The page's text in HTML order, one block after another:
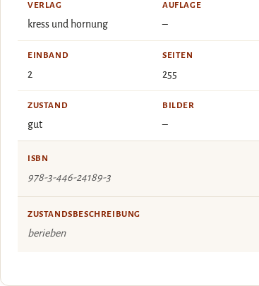
VERLAG
kress und hornung
AUFLAGE
–
EINBAND
2
SEITEN
255
ZUSTAND
gut
BILDER
–
ISBN
978-3-446-24189-3
ZUSTANDSBESCHREIBUNG
berieben